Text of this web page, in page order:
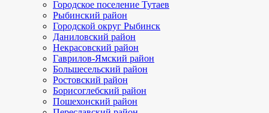
Городское поселение Тутаев
Рыбинский район
Городской округ Рыбинск
Даниловский район
Некрасовский район
Гаврилов-Ямский район
Большесельский район
Ростовский район
Борисоглебский район
Пошехонский район